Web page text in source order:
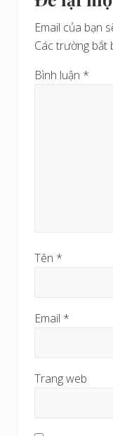
Email của bạn
Các trường bắt
Bình luận *
Tên *
Email *
Trang web